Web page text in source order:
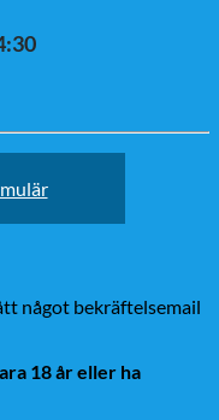
något bekräftelsemail
18 år eller ha